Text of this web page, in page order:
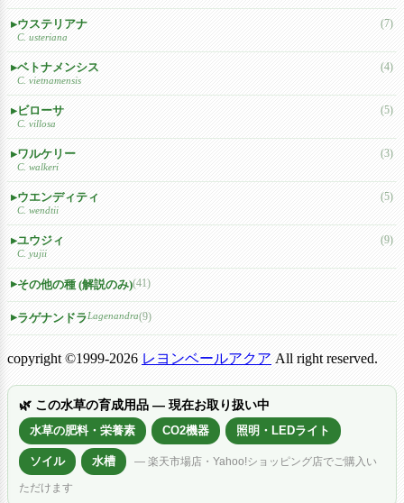
ウステリアナ
C. usteriana
(7)
ベトナメンシス
C. vietnamensis
(4)
ビローサ
C. villosa
(5)
ワルケリー
C. walkeri
(3)
ウエンディティ
C. wendtii
(5)
ユウジィ
C. yujii
(9)
その他の種 (解説のみ)(41)
ラゲナンドラLagenandra(9)
copyright ©1999-2026 レヨンベールアクア All right reserved.
🌿 この水草の育成用品 — 現在お取り扱い中
水草の肥料・栄養素 CO2機器 照明・LEDライト
ソイル 水槽 — 楽天市場店・Yahoo!ショッピング店でご購入い
ただけます